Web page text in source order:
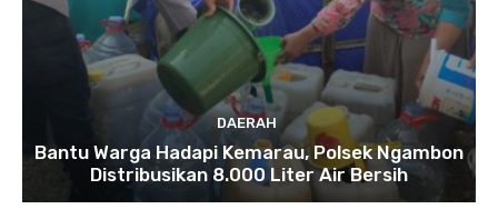
DAERAH
Bantu Warga Hadapi Kemarau, Polsek Ngambon
Distribusikan 8.000 Liter Air Bersih